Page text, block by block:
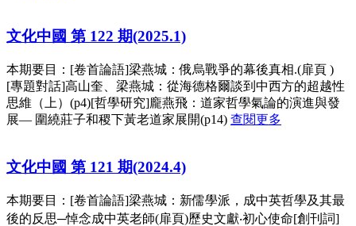
文化中國 第 122 期(2025.1)
本期要目：[卷首論語]梁燕城：俄烏戰爭的幕後真相.(扉頁 )
[專題對話]高山奎、梁燕城：從海德格爾談到中西方的超越性
思維（上）(p4)[哲學研究]龐燕飛：道家哲學氣論的演進與發
展— 圍繞莊子和稷下黃老道家展開(p14) 查閱更多
文化中國 第 121 期(2024.4)
本期要目：[卷首論語]梁燕城：新儒學派，成中英哲學及其最
後的反思─悼念成中英老師(扉頁)歷史文獻‧初心使命[創刊詞]